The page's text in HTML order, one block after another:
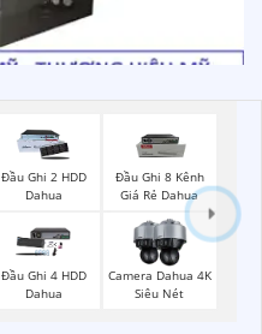
Đầu Ghi 2 HDD
Dahua
Đầu Ghi 8 Kênh
Giá Rẻ Dahua
Đầu Ghi 4 HDD
Dahua
Camera Dahua 4K
Siêu Nét